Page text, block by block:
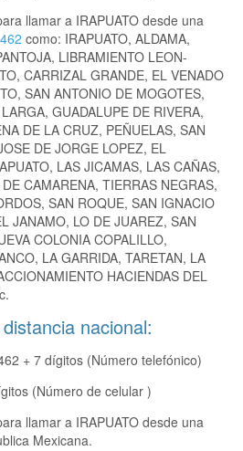
llamar a IRAPUATO desde una
como: IRAPUATO, ALDAMA,
LIBRAMIENTO LEON-
CARRIZAL GRANDE, EL VENADO
SAN ANTONIO DE MOGOTES,
GUADALUPE DE RIVERA,
DE LA CRUZ, PEÑUELAS, SAN
DE JORGE LOPEZ, EL
LAS JICAMAS, LAS CAÑAS,
CAMARENA, TIERRAS NEGRAS,
SAN ROQUE, SAN IGNACIO
JANAMO, LO DE JUAREZ, SAN
COLONIA COPALILLO,
LA GARRIDA, TARETAN, LA
HACIENDAS DEL
nacional:
+ 7 dígitos (Número telefónico)
(Número de celular )
llamar a IRAPUATO desde una
Mexicana.